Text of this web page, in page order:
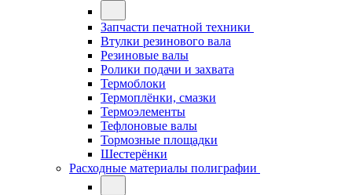
Запчасти печатной техники
Втулки резинового вала
Резиновые валы
Ролики подачи и захвата
Термоблоки
Термоплёнки, смазки
Термоэлементы
Тефлоновые валы
Тормозные площадки
Шестерёнки
Расходные материалы полиграфии